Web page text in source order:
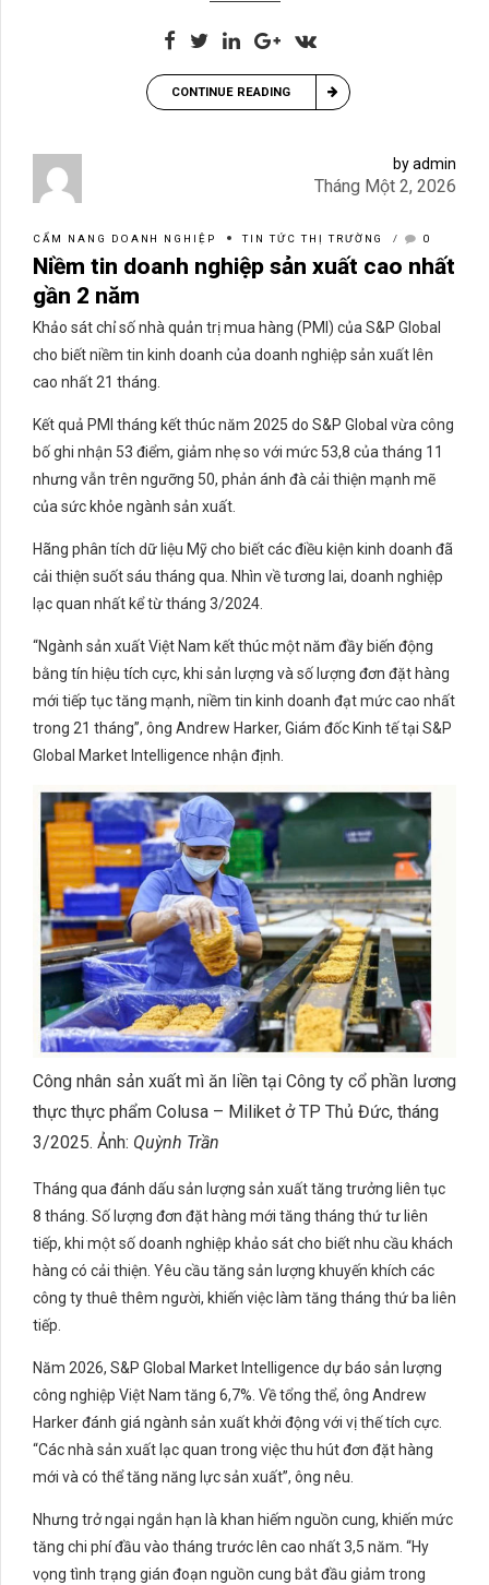
CONTINUE READING
by admin
Tháng Một 2, 2026
CẨM NANG DOANH NGHIỆP TIN TỨC THỊ TRƯỜNG 0
Niềm tin doanh nghiệp sản xuất cao nhất
gần 2 năm
Khảo sát chỉ số nhà quản trị mua hàng (PMI) của S&P Global
cho biết niềm tin kinh doanh của doanh nghiệp sản xuất lên
cao nhất 21 tháng.
Kết quả PMI tháng kết thúc năm 2025 do S&P Global vừa công
bố ghi nhận 53 điểm, giảm nhẹ so với mức 53,8 của tháng 11
nhưng vẫn trên ngưỡng 50, phản ánh đà cải thiện mạnh mẽ
của sức khỏe ngành sản xuất.
Hãng phân tích dữ liệu Mỹ cho biết các điều kiện kinh doanh đã
cải thiện suốt sáu tháng qua. Nhìn về tương lai, doanh nghiệp
lạc quan nhất kể từ tháng 3/2024.
“Ngành sản xuất Việt Nam kết thúc một năm đầy biến động
bằng tín hiệu tích cực, khi sản lượng và số lượng đơn đặt hàng
mới tiếp tục tăng mạnh, niềm tin kinh doanh đạt mức cao nhất
trong 21 tháng”, ông Andrew Harker, Giám đốc Kinh tế tại S&P
Global Market Intelligence nhận định.
Công nhân sản xuất mì ăn liền tại Công ty cổ phần lương
thực thực phẩm Colusa – Miliket ở TP Thủ Đức, tháng
3/2025. Ảnh: Quỳnh Trần
Tháng qua đánh dấu sản lượng sản xuất tăng trưởng liên tục
8 tháng. Số lượng đơn đặt hàng mới tăng tháng thứ tư liên
tiếp, khi một số doanh nghiệp khảo sát cho biết nhu cầu khách
hàng có cải thiện. Yêu cầu tăng sản lượng khuyến khích các
công ty thuê thêm người, khiến việc làm tăng tháng thứ ba liên
tiếp.
Năm 2026, S&P Global Market Intelligence dự báo sản lượng
công nghiệp Việt Nam tăng 6,7%. Về tổng thể, ông Andrew
Harker đánh giá ngành sản xuất khởi động với vị thế tích cực.
“Các nhà sản xuất lạc quan trong việc thu hút đơn đặt hàng
mới và có thể tăng năng lực sản xuất”, ông nêu.
Nhưng trở ngại ngắn hạn là khan hiếm nguồn cung, khiến mức
tăng chi phí đầu vào tháng trước lên cao nhất 3,5 năm. “Hy
vọng tình trạng gián đoạn nguồn cung bắt đầu giảm trong